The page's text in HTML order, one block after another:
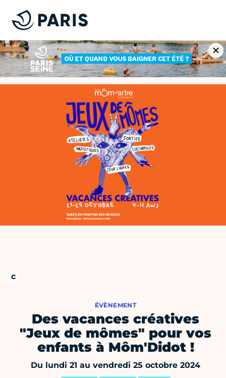
ÉVÈNEMENT
Des vacances créatives
"Jeux de mômes" pour vos
enfants à Môm'Didot !
Du lundi 21 au vendredi 25 octobre 2024